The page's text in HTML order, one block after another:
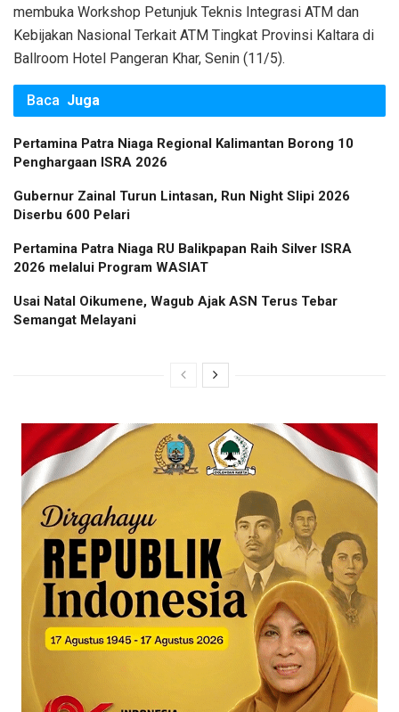
membuka Workshop Petunjuk Teknis Integrasi ATM dan
Kebijakan Nasional Terkait ATM Tingkat Provinsi Kaltara di
Ballroom Hotel Pangeran Khar, Senin (11/5).
Baca Juga
Pertamina Patra Niaga Regional Kalimantan Borong 10
Penghargaan ISRA 2026
Gubernur Zainal Turun Lintasan, Run Night Slipi 2026
Diserbu 600 Pelari
Pertamina Patra Niaga RU Balikpapan Raih Silver ISRA
2026 melalui Program WASIAT
Usai Natal Oikumene, Wagub Ajak ASN Terus Tebar
Semangat Melayani